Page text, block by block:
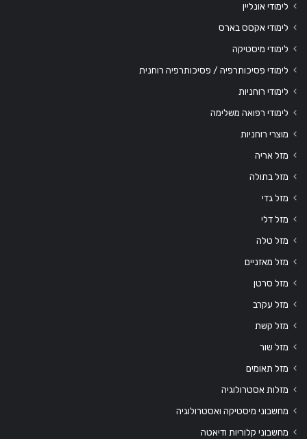
לימודי אונליין
לימודי אקסס בארס
לימודי מיסטיקה
לימודי פסיכותרפיה / פסיכותרפיה רוחנית
לימודי רוחניות
לימודי רפואה משלימה
מוצרי רוחניות
מזל אריה
מזל בתולה
מזל גדי
מזל דלי
מזל טלה
מזל מאזניים
מזל סרטן
מזל עקרב
מזל קשת
מזל שור
מזל תאומים
מזלות אסטרולוגיה
מחשבוני מיסטיקה ואסטרולוגיה
מחשבוני קלוריות ודיאטה